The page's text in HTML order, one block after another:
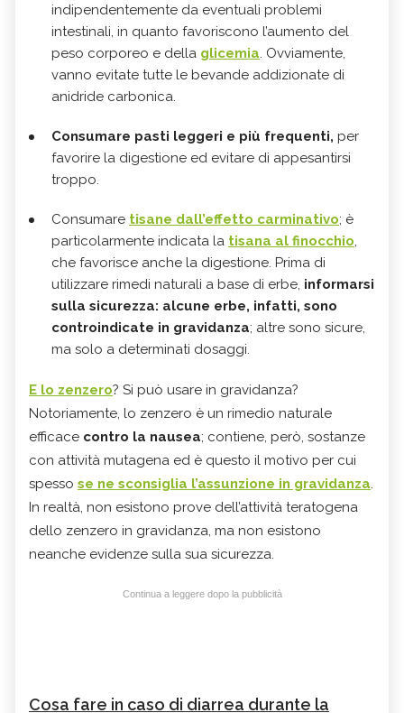
indipendentemente da eventuali problemi
intestinali, in quanto favoriscono l’aumento del
peso corporeo e della glicemia. Ovviamente,
vanno evitate tutte le bevande addizionate di
anidride carbonica.
Consumare pasti leggeri e più frequenti, per
favorire la digestione ed evitare di appesantirsi
troppo.
Consumare tisane dall’effetto carminativo; è
particolarmente indicata la tisana al finocchio,
che favorisce anche la digestione. Prima di
utilizzare rimedi naturali a base di erbe, informarsi
sulla sicurezza: alcune erbe, infatti, sono
controindicate in gravidanza; altre sono sicure,
ma solo a determinati dosaggi.
E lo zenzero? Si può usare in gravidanza?
Notoriamente, lo zenzero è un rimedio naturale
efficace contro la nausea; contiene, però, sostanze
con attività mutagena ed è questo il motivo per cui
spesso se ne sconsiglia l’assunzione in gravidanza.
In realtà, non esistono prove dell’attività teratogena
dello zenzero in gravidanza, ma non esistono
neanche evidenze sulla sua sicurezza.
Continua a leggere dopo la pubblicità
Cosa fare in caso di diarrea durante la